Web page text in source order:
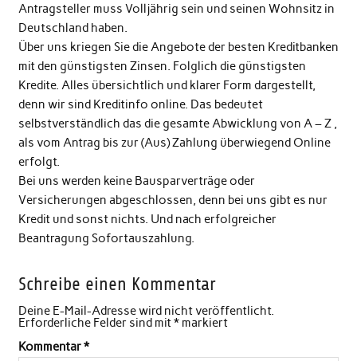
Antragsteller muss Volljährig sein und seinen Wohnsitz in
Deutschland haben.
Über uns kriegen Sie die Angebote der besten Kreditbanken
mit den günstigsten Zinsen. Folglich die günstigsten
Kredite. Alles übersichtlich und klarer Form dargestellt,
denn wir sind Kreditinfo online. Das bedeutet
selbstverständlich das die gesamte Abwicklung von A – Z ,
als vom Antrag bis zur (Aus) Zahlung überwiegend Online
erfolgt.
Bei uns werden keine Bausparverträge oder
Versicherungen abgeschlossen, denn bei uns gibt es nur
Kredit und sonst nichts. Und nach erfolgreicher
Beantragung Sofortauszahlung.
Schreibe einen Kommentar
Deine E-Mail-Adresse wird nicht veröffentlicht.
Erforderliche Felder sind mit*markiert
Kommentar*